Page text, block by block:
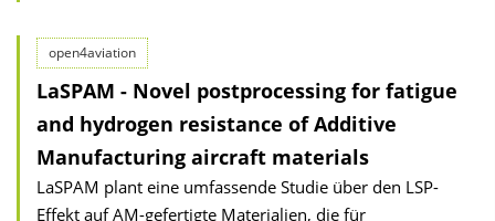
open4aviation
LaSPAM - Novel postprocessing for fatigue
and hydrogen resistance of Additive
Manufacturing aircraft materials
LaSPAM plant eine umfassende Studie über den LSP-
Effekt auf AM-gefertigte Materialien, die für